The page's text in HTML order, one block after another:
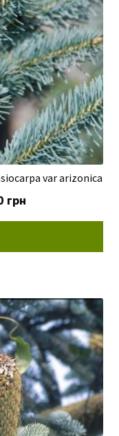
var arizonica
грн